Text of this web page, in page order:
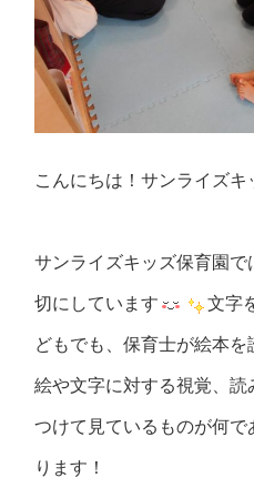
こんにちは！サンライズ
サンライズキッズ保育園
切にしています 文字
どもでも、保育士が絵本を
絵や文字に対する視覚、
つけて見ているものが何
ります！